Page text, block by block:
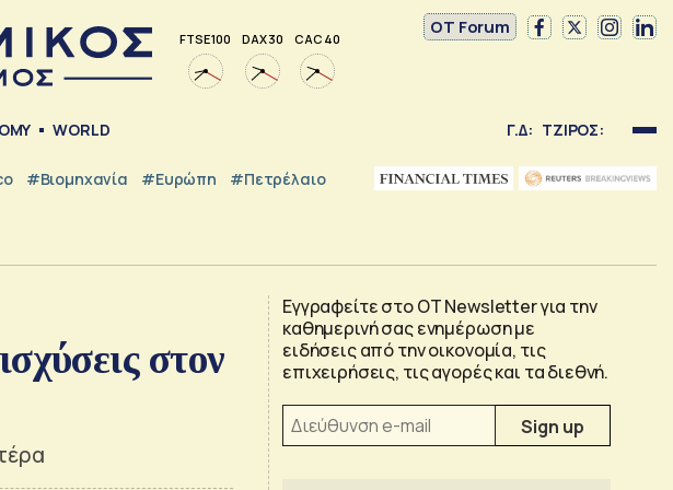
FTSE 100 DAX 30 CAC 40
OT Forum
WORLD Γ.Δ: ΤΖΙΡΟΣ:
#Βιομηχανία #Ευρώπη #Πετρέλαιο
στον
Εγγραφείτε στο OT Newsletter για την
καθημερινή σας ενημέρωση με
ειδήσεις από την οικονομία, τις
επιχειρήσεις, τις αγορές και τα διεθνή.